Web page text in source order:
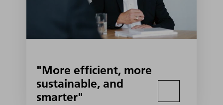
"More efficient, more
sustainable, and
smarter"